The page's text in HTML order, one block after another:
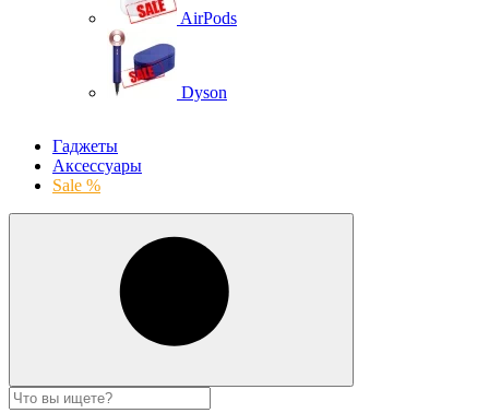
AirPods
Dyson
Гаджеты
Аксессуары
Sale %